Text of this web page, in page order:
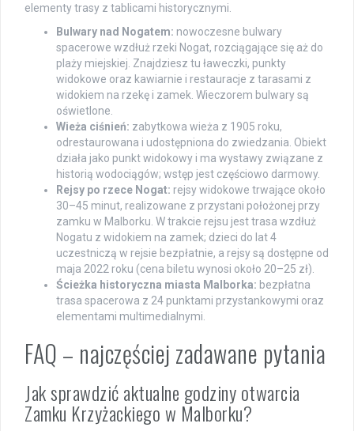
elementy trasy z tablicami historycznymi.
Bulwary nad Nogatem: nowoczesne bulwary
spacerowe wzdłuż rzeki Nogat, rozciągające się aż do
plaży miejskiej. Znajdziesz tu ławeczki, punkty
widokowe oraz kawiarnie i restauracje z tarasami z
widokiem na rzekę i zamek. Wieczorem bulwary są
oświetlone.
Wieża ciśnień: zabytkowa wieża z 1905 roku,
odrestaurowana i udostępniona do zwiedzania. Obiekt
działa jako punkt widokowy i ma wystawy związane z
historią wodociągów; wstęp jest częściowo darmowy.
Rejsy po rzece Nogat: rejsy widokowe trwające około
30–45 minut, realizowane z przystani położonej przy
zamku w Malborku. W trakcie rejsu jest trasa wzdłuż
Nogatu z widokiem na zamek; dzieci do lat 4
uczestniczą w rejsie bezpłatnie, a rejsy są dostępne od
maja 2022 roku (cena biletu wynosi około 20–25 zł).
Ścieżka historyczna miasta Malborka: bezpłatna
trasa spacerowa z 24 punktami przystankowymi oraz
elementami multimedialnymi.
FAQ – najczęściej zadawane pytania
Jak sprawdzić aktualne godziny otwarcia
Zamku Krzyżackiego w Malborku?